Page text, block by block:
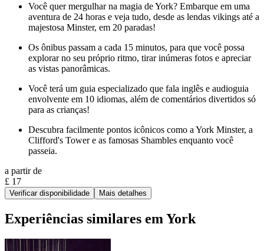
Você quer mergulhar na magia de York? Embarque em uma
aventura de 24 horas e veja tudo, desde as lendas vikings até a
majestosa Minster, em 20 paradas!
Os ônibus passam a cada 15 minutos, para que você possa
explorar no seu próprio ritmo, tirar inúmeras fotos e apreciar
as vistas panorâmicas.
Você terá um guia especializado que fala inglês e audioguia
envolvente em 10 idiomas, além de comentários divertidos só
para as crianças!
Descubra facilmente pontos icônicos como a York Minster, a
Clifford's Tower e as famosas Shambles enquanto você
passeia.
a partir de
£ 17
Verificar disponibilidade Mais detalhes
Experiências similares em York